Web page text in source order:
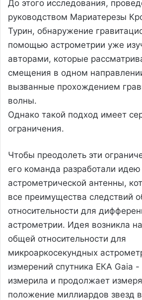
До этого исследования,
руководством Мариатерезы
Турин, обнаружение
помощью астрометрии уже
авторами, которые
смещения в одном
вызванные прохождением
волны.
Однако такой подход имеет
ограничения.
Чтобы преодолеть эти
его команда разработали идею
астрометрической антенны,
все преимущества следствий
относительности для
астрометрии. Идея возникла
общей относительности для
микроаркосекундных
измерений спутника ЕКА Gaia -
измерила и продолжает
положение миллиардов звезд